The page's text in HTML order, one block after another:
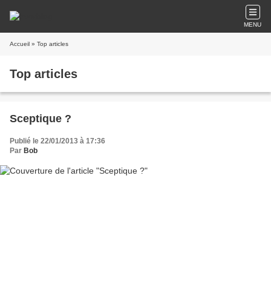
MENU
Accueil » Top articles
Top articles
Sceptique ?
Publié le 22/01/2013 à 17:36
Par Bob